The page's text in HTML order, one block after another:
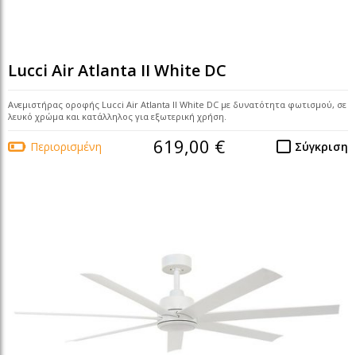
Lucci Air Atlanta II White DC
Ανεμιστήρας οροφής Lucci Air Atlanta II White DC με δυνατότητα φωτισμού, σε
λευκό χρώμα και κατάλληλος για εξωτερική χρήση.
Περιορισμένη Σύγκριση
619,00 €